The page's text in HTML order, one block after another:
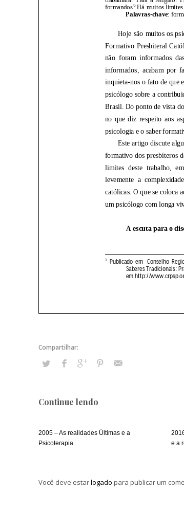
Continue lendo
2005 – As realidades Últimas e a
Psicoterapia
e a
Você deve estarlogado para publicar um